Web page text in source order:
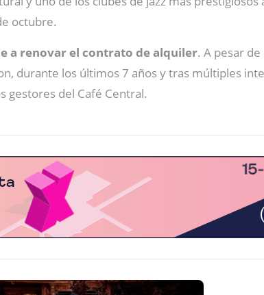
octubre.
a renovar el contrato de alquiler. A pesar
durante los últimos 7 años y tras múltiples
gestores del Café Central.